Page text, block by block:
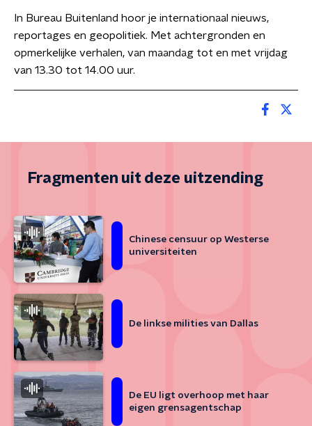
In Bureau Buitenland hoor je internationaal nieuws,
reportages en geopolitiek. Met achtergronden en
opmerkelijke verhalen, van maandag tot en met vrijdag
van 13.30 tot 14.00 uur.
Fragmenten uit deze uitzending
Chinese censuur op Westerse
universiteiten
De linkse milities van Dallas
De EU ligt overhoop met haar
eigen grensagentschap